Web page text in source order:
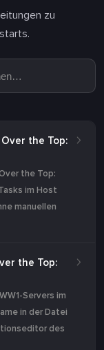
zu
the Top:
the Top:
im Host
manuellen
the Top:
Servers im
in der Datei
des